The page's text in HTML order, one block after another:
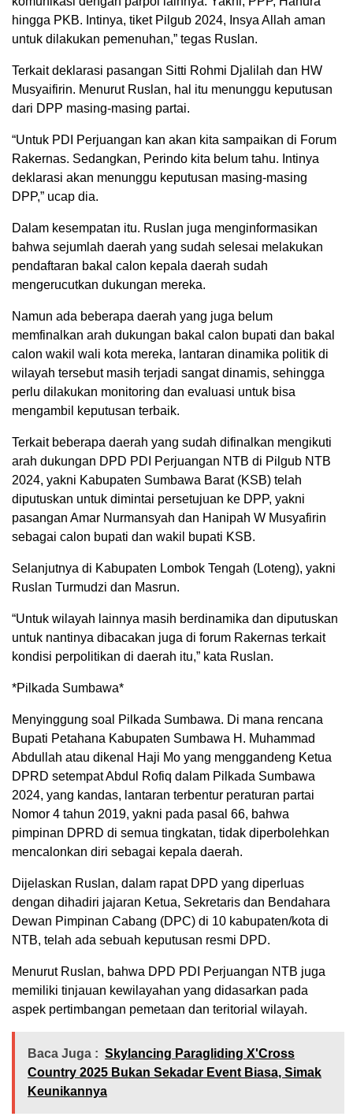
hingga PKB. Intinya, tiket Pilgub 2024, Insya Allah aman
untuk dilakukan pemenuhan,” tegas Ruslan.
Terkait deklarasi pasangan Sitti Rohmi Djalilah dan HW
Musyaifirin. Menurut Ruslan, hal itu menunggu keputusan
dari DPP masing-masing partai.
“Untuk PDI Perjuangan kan akan kita sampaikan di Forum
Rakernas. Sedangkan, Perindo kita belum tahu. Intinya
deklarasi akan menunggu keputusan masing-masing
DPP,” ucap dia.
Dalam kesempatan itu. Ruslan juga menginformasikan
bahwa sejumlah daerah yang sudah selesai melakukan
pendaftaran bakal calon kepala daerah sudah
mengerucutkan dukungan mereka.
Namun ada beberapa daerah yang juga belum
memfinalkan arah dukungan bakal calon bupati dan bakal
calon wakil wali kota mereka, lantaran dinamika politik di
wilayah tersebut masih terjadi sangat dinamis, sehingga
perlu dilakukan monitoring dan evaluasi untuk bisa
mengambil keputusan terbaik.
Terkait beberapa daerah yang sudah difinalkan mengikuti
arah dukungan DPD PDI Perjuangan NTB di Pilgub NTB
2024, yakni Kabupaten Sumbawa Barat (KSB) telah
diputuskan untuk dimintai persetujuan ke DPP, yakni
pasangan Amar Nurmansyah dan Hanipah W Musyafirin
sebagai calon bupati dan wakil bupati KSB.
Selanjutnya di Kabupaten Lombok Tengah (Loteng), yakni
Ruslan Turmudzi dan Masrun.
“Untuk wilayah lainnya masih berdinamika dan diputuskan
untuk nantinya dibacakan juga di forum Rakernas terkait
kondisi perpolitikan di daerah itu,” kata Ruslan.
*Pilkada Sumbawa*
Menyinggung soal Pilkada Sumbawa. Di mana rencana
Bupati Petahana Kabupaten Sumbawa H. Muhammad
Abdullah atau dikenal Haji Mo yang menggandeng Ketua
DPRD setempat Abdul Rofiq dalam Pilkada Sumbawa
2024, yang kandas, lantaran terbentur peraturan partai
Nomor 4 tahun 2019, yakni pada pasal 66, bahwa
pimpinan DPRD di semua tingkatan, tidak diperbolehkan
mencalonkan diri sebagai kepala daerah.
Dijelaskan Ruslan, dalam rapat DPD yang diperluas
dengan dihadiri jajaran Ketua, Sekretaris dan Bendahara
Dewan Pimpinan Cabang (DPC) di 10 kabupaten/kota di
NTB, telah ada sebuah keputusan resmi DPD.
Menurut Ruslan, bahwa DPD PDI Perjuangan NTB juga
memiliki tinjauan kewilayahan yang didasarkan pada
aspek pertimbangan pemetaan dan teritorial wilayah.
Baca Juga : Skylancing Paragliding X'Cross
Country 2025 Bukan Sekadar Event Biasa, Simak
Keunikannya